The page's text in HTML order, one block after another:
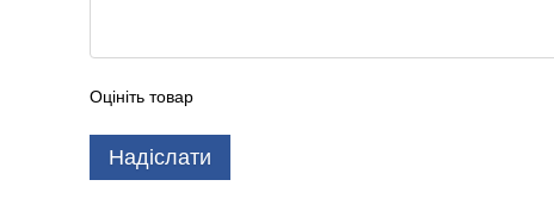
Оцініть товар
Надіслати